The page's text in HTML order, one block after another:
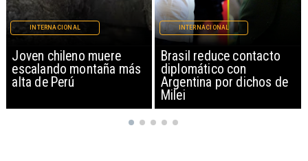
Brasil reduce contacto
diplomático con
Argentina por dichos de
INTERNACIONAL
China restringe
exportación de drones a
EEUU y sanciona
empresas
INTERNACIONAL